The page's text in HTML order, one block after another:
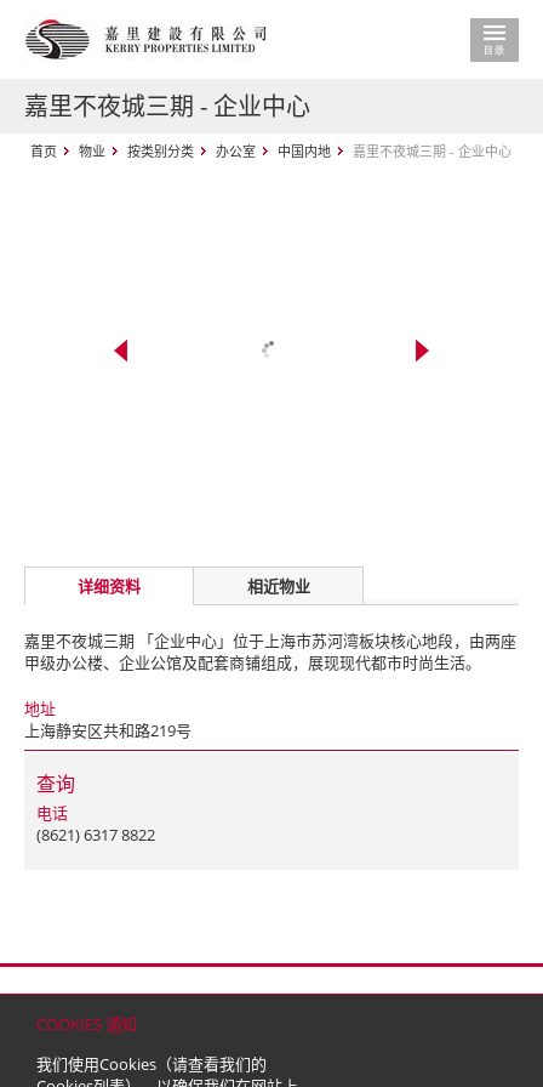
COOKIES 通知
我们使用Cookies（请查看我们的
嘉里不夜城三期 - 企业中心
首页 物业 按类别分类 办公室 中国内地 嘉里不夜城三期 - 企业中心
详细资料 相近物业
嘉里不夜城三期 「企业中心」位于上海市苏河湾板块核心地段，由两座
甲级办公楼、企业公馆及配套商铺组成，展现现代都市时尚生活。
地址
上海静安区共和路219号
查询
电话
(8621) 6317 8822
© 2026 嘉里建设有限公司 (于百慕达注册成立之有限公司)